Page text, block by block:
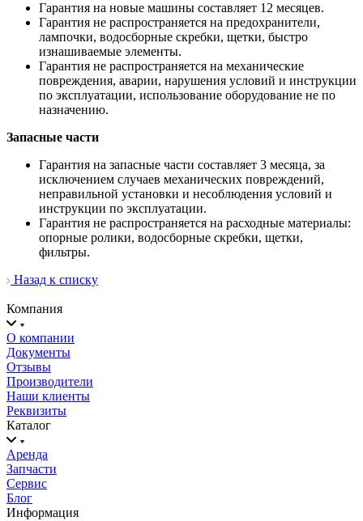
Гарантия на новые машины составляет 12 месяцев.
Гарантия не распространяется на предохранители,
лампочки, водосборные скребки, щетки, быстро
изнашиваемые элементы.
Гарантия не распространяется на механические
повреждения, аварии, нарушения условий и инструкции
по эксплуатации, использование оборудование не по
назначению.
Запасные части
Гарантия на запасные части составляет 3 месяца, за
исключением случаев механических повреждений,
неправильной установки и несоблюдения условий и
инструкции по эксплуатации.
Гарантия не распространяется на расходные материалы:
опорные ролики, водосборные скребки, щетки,
фильтры.
Назад к списку
Компания
О компании
Документы
Отзывы
Производители
Наши клиенты
Реквизиты
Каталог
Аренда
Запчасти
Сервис
Блог
Информация